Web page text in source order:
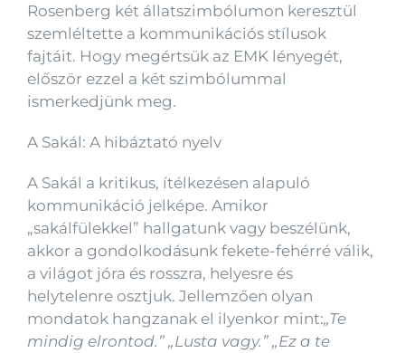
Rosenberg két állatszimbólumon keresztül
szemléltette a kommunikációs stílusok
fajtáit. Hogy megértsük az EMK lényegét,
először ezzel a két szimbólummal
ismerkedjünk meg.
A Sakál: A hibáztató nyelv
A Sakál a kritikus, ítélkezésen alapuló
kommunikáció jelképe. Amikor
„sakálfülekkel” hallgatunk vagy beszélünk,
akkor a gondolkodásunk fekete-fehérré válik,
a világot jóra és rosszra, helyesre és
helytelenre osztjuk. Jellemzően olyan
mondatok hangzanak el ilyenkor mint:„Te
mindig elrontod.” „Lusta vagy.” „Ez a te